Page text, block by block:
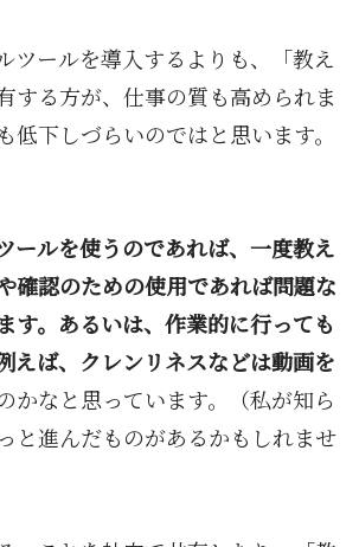
ツールを導入するよりも、「教え
する方が、仕事の質も高められま
低下しづらいのではと思います。
ールを使うのであれば、一度教え
確認のための使用であれば問題な
す。あるいは、作業的に行っても
えば、クレンリネスなどは動画を
かなと思っています。（私が知ら
と進んだものがあるかもしれませ